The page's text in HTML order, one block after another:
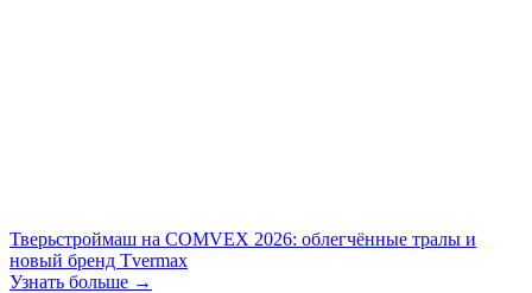
Тверьстроймаш на COMVEX 2026: облегчённые тралы и
новый бренд Tvermax
Узнать больше →